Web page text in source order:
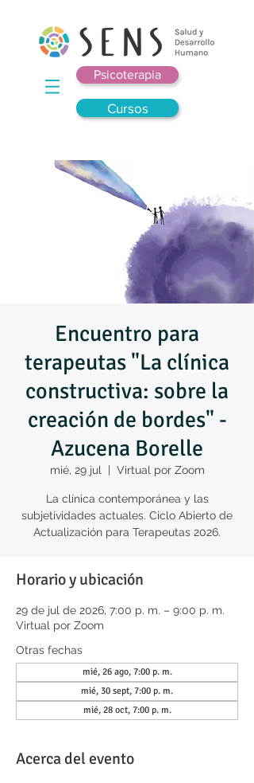
Psicoterapia
Cursos
Encuentro para
terapeutas "La clínica
constructiva: sobre la
creación de bordes" -
Azucena Borelle
mié, 29 jul
  |
Virtual por Zoom
La clínica contemporánea y las
subjetividades actuales. Ciclo Abierto de
Actualización para Terapeutas 2026.
Horario y ubicación
29 de jul de 2026, 7:00 p. m. – 9:00 p. m.
Virtual por Zoom
Otras fechas
mié, 26 ago, 7:00 p. m.
mié, 30 sept, 7:00 p. m.
mié, 28 oct, 7:00 p. m.
Acerca del evento